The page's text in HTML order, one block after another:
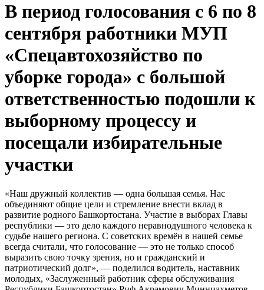
В период голосования с 6 по 8
сентября работники МУП
«Спецавтохозяйство по
уборке города» с большой
ответственностью подошли к
выборному процессу и
посещали избирательные
участки
«Наш дружный коллектив — одна большая семья. Нас
объединяют общие цели и стремление внести вклад в
развитие родного Башкортостана. Участие в выборах Главы
республики — это дело каждого неравнодушного человека к
судьбе нашего региона. С советских времён в нашей семье
всегда считали, что голосование — это не только способ
выразить свою точку зрения, но и гражданский и
патриотический долг», — поделился водитель, наставник
молодых, «Заслуженный работник сферы обслуживания